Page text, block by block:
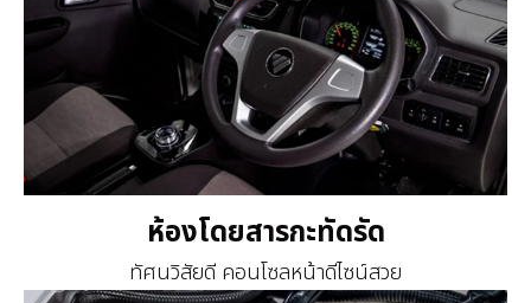
ห้องโดยสารกะทัดรัด
ทัศนวิสัยดี คอนโซลหน้าดีไซน์สวย